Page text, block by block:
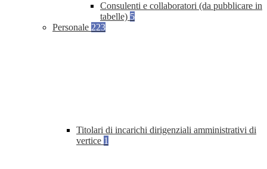
Consulenti e collaboratori (da pubblicare in
tabelle) 5
Personale 223
Titolari di incarichi dirigenziali amministrativi di
vertice 1